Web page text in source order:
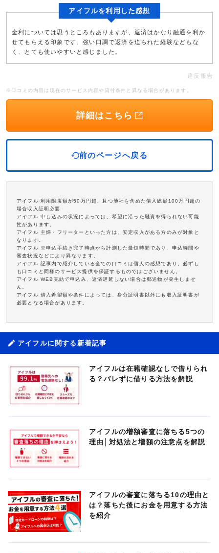
アイフルを利用した感想
金利については思うところもありますが、返済はかなり融通を利か
せてもらえる印象です。強い口調で返済を迫られた経験などもな
く、とても使いやすいと感じました。
違反報告
※口コミの内容は現在のサービス内容や貸付条件と異なる場合があります。
詳細はこちら
前のページへ戻る
アイフル 利用限度額が50万円超、且つ他社を含めた借入総額100万円超の
場合収入証明必要
アイフル 申し込みの状況によっては、希望に沿った融資を得られない可能
性があります。
アイフル 主婦・フリーターといった方は、安定収入がある方のみが対象と
なります。
アイフル ※申込手続き完了時点から計測した最短時間であり、申込時間や
審査状況などにより異なります。
アイフル 記事内で紹介している全ての口コミは個人の感想であり、必ずし
も口コミと同様のサービス提供を保証するものではございません。
アイフル WEB完結で申込み、返済遅延しない場合は郵送物が発生しませ
ん。
アイフル 借入希望額や条件によっては、身分証明書以外にも収入証明書が
必要となる場合があります。
アイフルに関する新着記事
アイフルは在籍確認なしで借りられ
る？バレずに借りる方法を解説
アイフルの増額審査に落ちる5つの
理由│対処法と増額の注意点を解説
アイフルの審査に落ちる10の理由と
は？落ちた後にお金を用意する方法
を紹介